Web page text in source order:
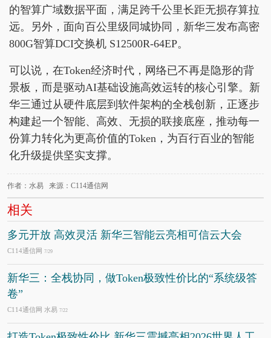
的智算广域数据平面，满足跨千公里长距无损存算拉
远。另外，面向百公里级同城协同，新华三发布高密
800G智算DCI交换机 S12500R-64EP。
可以说，在Token经济时代，网络已不再是隐形的背
景板，而是驱动AI基础设施高效运转的核心引擎。新
华三通过从硬件底层到软件架构的全栈创新，正逐步
构建起一个智能、高效、无损的联接底座，推动每一
份算力转化为更高价值的Token，为百行百业的智能
化升级提供坚实支撑。
作者：水易 来源：C114通信网
相关
多元开放 高效灵活 新华三智能云亮相可信云大会
C114通信网 7/29
新华三：全栈协同，做Token极致性价比的“系统级答
卷”
C114通信网 水易 7/22